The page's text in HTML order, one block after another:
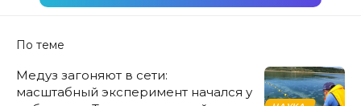
По теме
Медуз загоняют в сети:
масштабный эксперимент начался у